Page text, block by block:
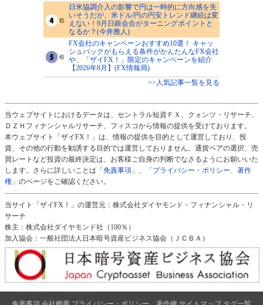
日米協調介入の影響で円は一時的に方向感を失
いそうだが、米ドル/円の円安トレンド継続は変
えない！9月日銀会合がターニングポイントと
なるか？(今井雅人)
FX会社のキャンペーンおすすめ10選！ キャッ
シュバックがもらえる条件がかんたんなFX会社
や、「ザイFX！」限定のキャンペーンを紹介
【2026年8月】(FX情報局)
>>人気記事一覧を見る
当ウェブサイトにおけるデータは、セントラル短資ＦＸ、クォンツ・リサーチ、
ＤＺＨフィナンシャルリサーチ、フィスコから情報の提供を受けております。
本ウェブサイト「ザイFX！」は、情報の提供を目的として運営しており、投
資、その他の行動を勧誘する目的では運営しておりません。通貨ペアの選択、売
買レートなど投資の最終決定は、お客様ご自身の判断でなさるようにお願いいた
します。さらに詳しいことは 「免責事項」 、
「プライバシー・ポリシー、著作
権」 のページをご確認ください。
当サイト「ザイFX！」の運営元：株式会社ダイヤモンド・フィナンシャル・リ
サーチ
株主：株式会社ダイヤモンド社（100％）
加入協会：一般社団法人日本暗号資産ビジネス協会（ＪＣＢＡ）